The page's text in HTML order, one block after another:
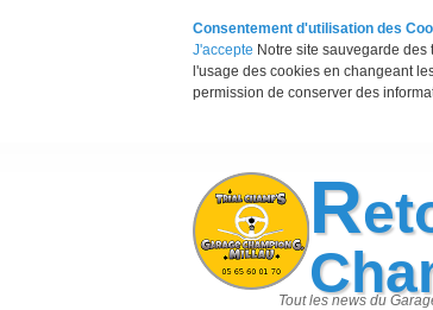
Consentement d'utilisation des
J'accepte Notre site sauvegarde
l'usage des cookies en changeant
permission de conserver des
R
Tout les news du